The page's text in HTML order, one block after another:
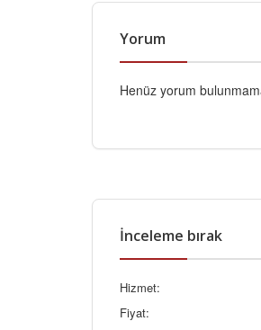
Yorum
Henüz yorum
İnceleme bırak
Hizmet:
Fiyat: